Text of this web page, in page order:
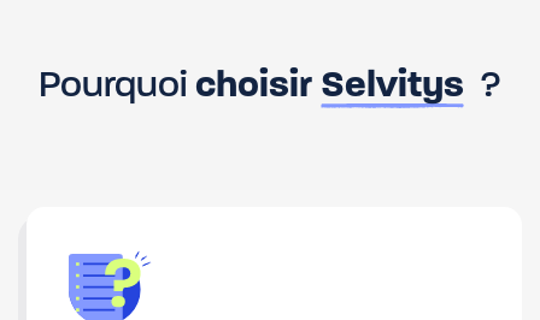
Pourquoi choisir Selvitys ?